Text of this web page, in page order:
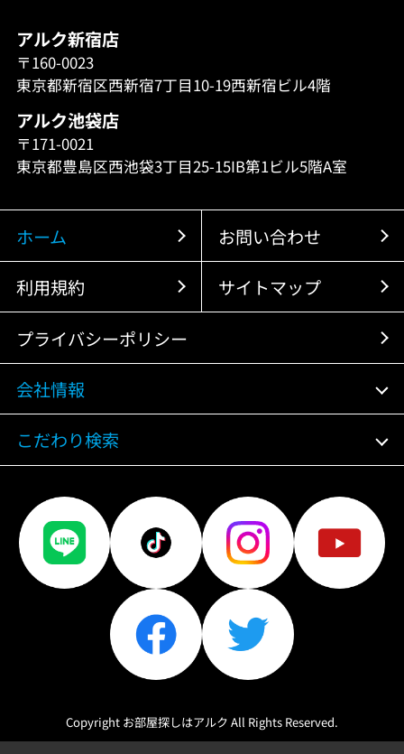
アルク新宿店
〒160-0023
東京都新宿区西新宿7丁目10-19西新宿ビル4階
アルク池袋店
〒171-0021
東京都豊島区西池袋3丁目25-15IB第1ビル5階A室
ホーム お問い合わせ
利用規約 サイトマップ
プライバシーポリシー
会社情報
こだわり検索
Copyright お部屋探しはアルク All Rights Reserved.